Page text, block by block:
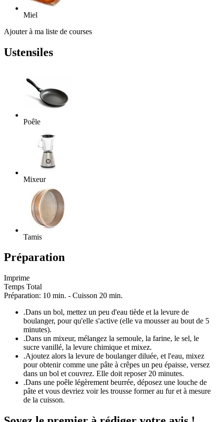
Miel
Ajouter à ma liste de courses
Ustensiles
Poêle
Mixeur
Tamis
Préparation
Imprime
Temps Total
Préparation: 10 min. - Cuisson 20 min.
.Dans un bol, mettez un peu d'eau tiède et la levure de
boulanger, pour qu'elle s'active (elle va mousser au bout de 5
minutes).
.Dans un mixeur, mélangez la semoule, la farine, le sel, le
sucre vanillé, la levure chimique et mixez.
.Ajoutez alors la levure de boulanger diluée, et l'eau, mixez
pour obtenir comme une pâte à crêpes un peu épaisse, versez
dans un bol et couvrez. Elle doit reposer 20 minutes.
.Dans une poêle légèrement beurrée, déposez une louche de
pâte et vous devriez voir les trousse former au fur et à mesure
de la cuisson.